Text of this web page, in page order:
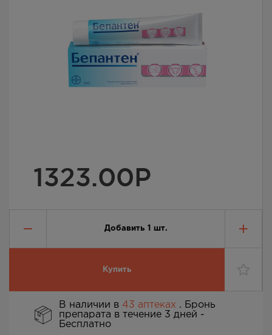
1323.00Р
Добавить 1 шт.
Купить
В наличии в 43 аптеках . Бронь
препарата в течение 3 дней -
Бесплатно